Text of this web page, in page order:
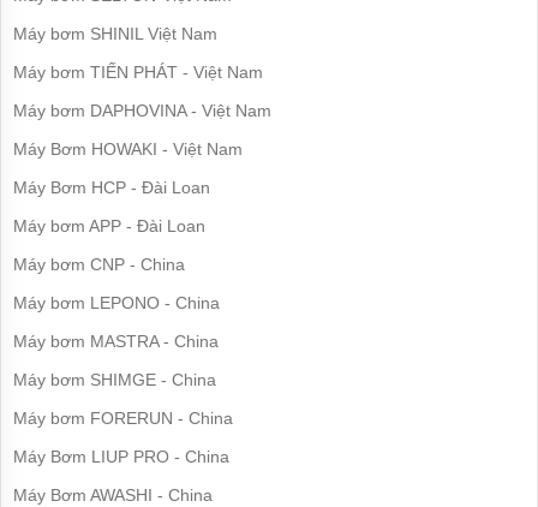
Máy
bơm
nước
inox
Máy
họng
nồi
lò
Máy
bơm
nước
nóng
Máy
bơm
bể
bơi
Máy bơm SHINIL Việt Nam
Máy bơm TIẾN PHÁT - Việt Nam
Máy bơm DAPHOVINA - Việt Nam
Máy Bơm HOWAKI - Việt Nam
Máy Bơm HCP - Đài Loan
Máy bơm APP - Đài Loan
Máy bơm CNP - China
Máy bơm LEPONO - China
Máy bơm MASTRA - China
Máy bơm SHIMGE - China
Máy bơm FORERUN - China
Máy Bơm LIUP PRO - China
Máy Bơm AWASHI - China